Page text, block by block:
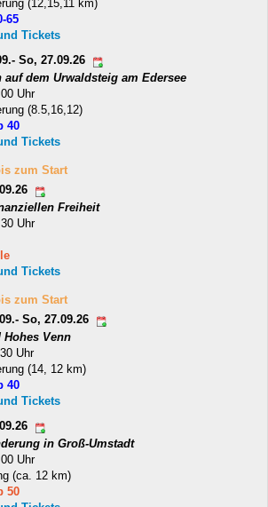
(12,15,11 km)
65
Tickets
So, 27.09.26
auf dem Urwaldsteig am Edersee
Uhr
(8.5,16,12)
40
Tickets
zum Start
Freiheit
Uhr
Tickets
zum Start
So, 27.09.26
Venn
Uhr
(14, 12 km)
40
Tickets
in Groß-Umstadt
Uhr
(ca. 12 km)
50